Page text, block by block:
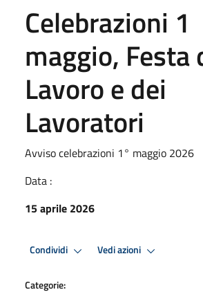
Celebrazioni 1
maggio, Festa
Lavoro e dei
Lavoratori
Avviso celebrazioni 1° maggio 2026
Data :
15 aprile 2026
Condividi Vedi azioni
Categorie: